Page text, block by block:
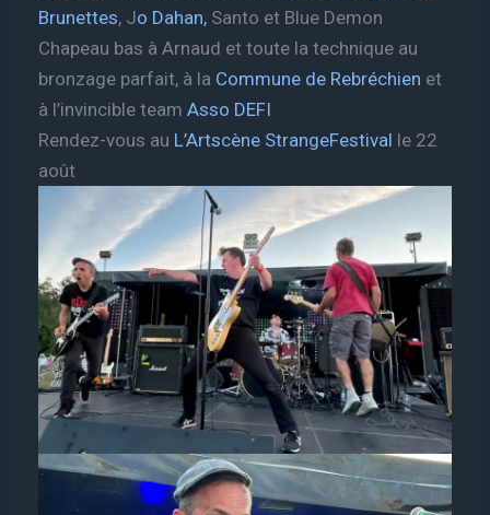
Brunettes, Jo Dahan,Santo et Blue Demon
Chapeau bas à Arnaud et toute la technique au
bronzage parfait, à la Commune de Rebréchien et
à l’invincible team Asso DEFI
Rendez-vous au L’Artscène StrangeFestival le 22
août